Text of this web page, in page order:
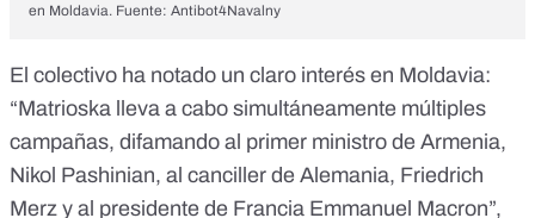
en Moldavia. Fuente: Antibot4Navalny
El colectivo ha notado un claro interés en Moldavia:
“Matrioska lleva a cabo simultáneamente múltiples
campañas, difamando al primer ministro de Armenia,
Nikol Pashinian, al canciller de Alemania, Friedrich
Merz y al presidente de Francia Emmanuel Macron”,